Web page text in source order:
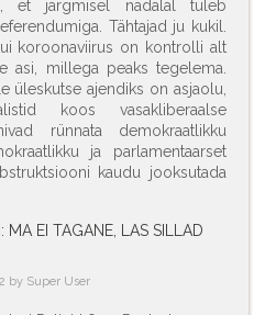
et järgmisel nädalal tuleb
Tähtajad ju kukil.
koroonaviirus on kontrolli alt
asi, millega peaks tegelema.
üleskutse ajendiks on asjaolu,
koos vasakliberaalse
rünnata demokraatlikku
ja parlamentaarset
kaudu jooksutada
MA EI TAGANE, LAS SILLAD
by Super User